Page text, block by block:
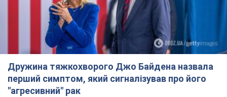
Дружина тяжкохворого Джо Байдена назвала
перший симптом, який сигналізував про його
"агресивний" рак